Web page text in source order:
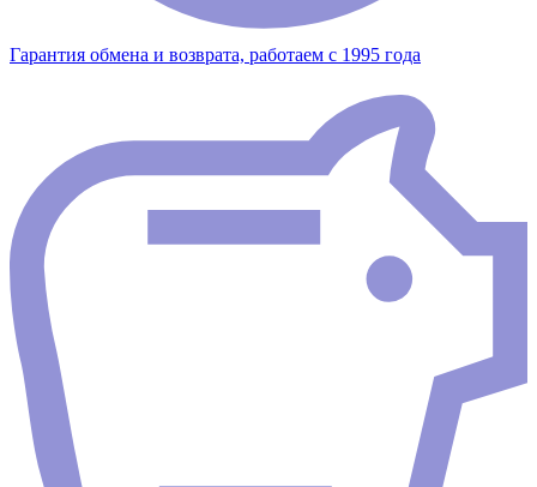
Гарантия обмена и возврата, работаем с 1995 года